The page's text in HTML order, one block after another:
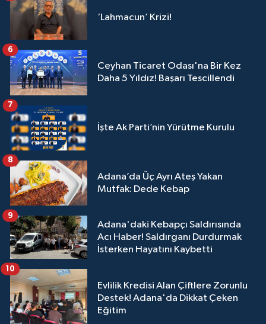
‘Lahmacun’ Krizi!
Ceyhan Ticaret Odası'na Bir Kez
Daha 5 Yıldız! Başarı Tescillendi
6
İşte Ak Parti’nin Yürütme Kurulu
7
Adana’da Üç Ayrı Ateş Yakan
Mutfak: Dede Kebap
8
Adana'daki Kebapçı Saldırısında
Acı Haber! Saldırganı Durdurmak
İsterken Hayatını Kaybetti
9
Evlilik Kredisi Alan Çiftlere Zorunlu
Destek! Adana'da Dikkat Çeken
Eğitim
10